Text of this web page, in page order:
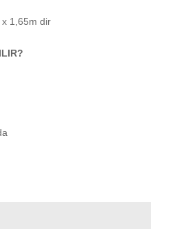
x 1,65m dir